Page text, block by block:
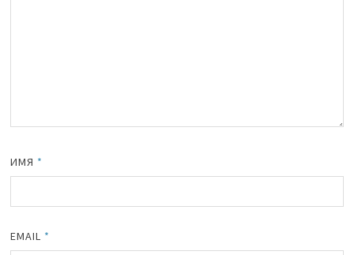
ИМЯ *
EMAIL *